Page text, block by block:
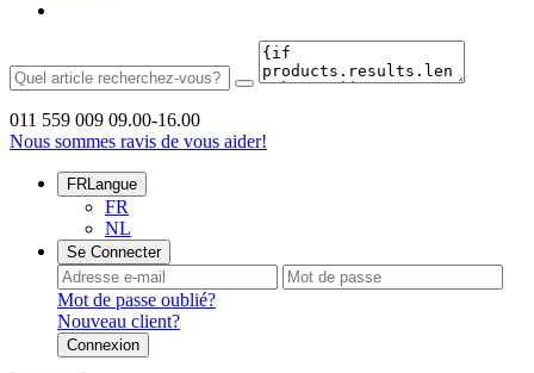
011 559 009 09.00-16.00
Nous sommes ravis de vous aider!
FRLangue
FR
NL
Se Connecter
Mot de passe oublié?
Nouveau client?
Connexion